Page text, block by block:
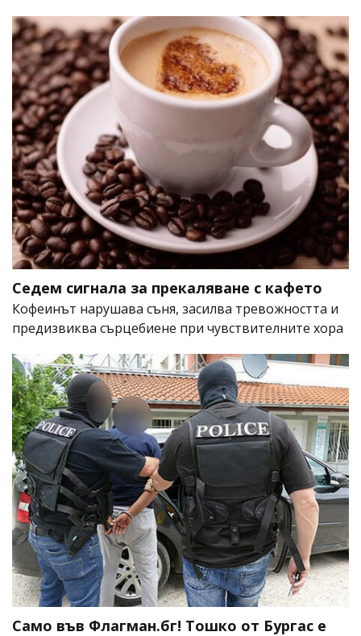
Седем сигнала за прекаляване с кафето
Кофеинът нарушава съня, засилва тревожността и
предизвиква сърцебиене при чувствителните хора
Само във Флагман.бг! Тошко от Бургас е